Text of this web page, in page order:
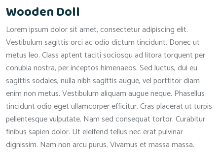
out of 5
Wooden Doll
Lorem ipsum dolor sit amet, consectetur adipiscing elit.
Vestibulum sagittis orci ac odio dictum tincidunt. Donec ut
metus leo. Class aptent taciti sociosqu ad litora torquent per
conubia nostra, per inceptos himenaeos. Sed luctus, dui eu
sagittis sodales, nulla nibh sagittis augue, vel porttitor diam
enim non metus. Vestibulum aliquam augue neque. Phasellus
tincidunt odio eget ullamcorper efficitur. Cras placerat ut turpis
pellentesque vulputate. Nam sed consequat tortor. Curabitur
finibus sapien dolor. Ut eleifend tellus nec erat pulvinar
dignissim. Nam non arcu purus. Vivamus et massa massa.